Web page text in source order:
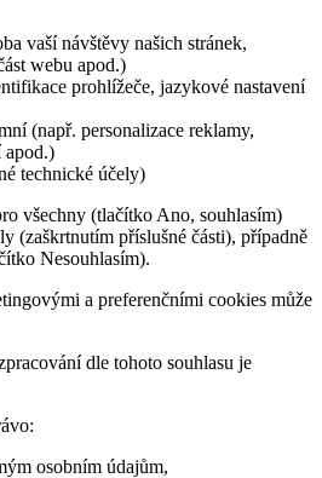
vaší návštěvy našich stránek,
webu apod.)
prohlížeče, jazykové nastavení
(např. personalizace reklamy,
apod.)
technické účely)
všechny (tlačítko Ano, souhlasím)
(zaškrtnutím příslušné části), případně
Nesouhlasím).
a preferenčními cookies může
dle tohoto souhlasu je
osobním údajům,